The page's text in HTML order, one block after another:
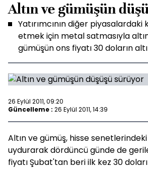
Altın ve gümüşün
Yatırımcının diğer piyasalardaki
etmek için metal satmasıyla
gümüşün ons fiyatı 30 doların
26 Eylül 2011, 09:20
Güncelleme : 26 Eylül 2011, 14:39
Altın ve gümüş, hisse
uydurarak dördüncü günde de
fiyatı Şubat'tan beri ilk kez 30